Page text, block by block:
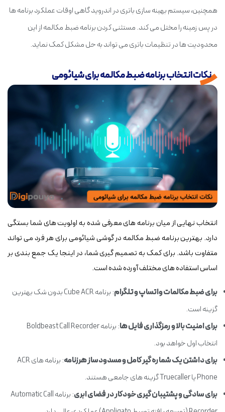
همچنین، سیستم بهینه سازی باتری در اندروید گاهی اوقات عملکرد برنامه ها
در پس زمینه را مختل می کند. مستثنی کردن برنامه ضبط مکالمه از این
محدودیت ها در تنظیمات باتری می تواند به حل مشکل کمک نماید.
نکات انتخاب برنامه ضبط مکالمه برای شیائومی
انتخاب نهایی از میان برنامه های معرفی شده به اولویت های شما بستگی
دارد. بهترین برنامه ضبط مکالمه در گوشی شیائومی برای هر فرد می تواند
متفاوت باشد. برای کمک به تصمیم گیری شما، در اینجا یک جمع بندی بر
اساس استفاده های مختلف آورده شده است.
برای ضبط مکالمات واتساپ و تلگرام
: برنامه Cube ACR بدون شک بهترین
گزینه است.
برای امنیت بالا و رمزگذاری فایل ها
: برنامه Boldbeast Call Recorder
انتخاب اول خواهد بود.
برای داشتن یک شماره گیر کامل و مسدودساز هرزنامه
: برنامه های ACR
Phone یا Truecaller گزینه های جامعی هستند.
برای سادگی و پشتیبان گیری خودکار در فضای ابری
: برنامه Automatic Call